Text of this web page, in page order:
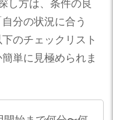
し方は、条件の良
分の状況に合う
のチェックリスト
単に見極められま